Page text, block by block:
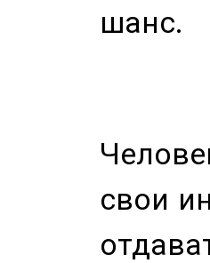
шанс.
свои